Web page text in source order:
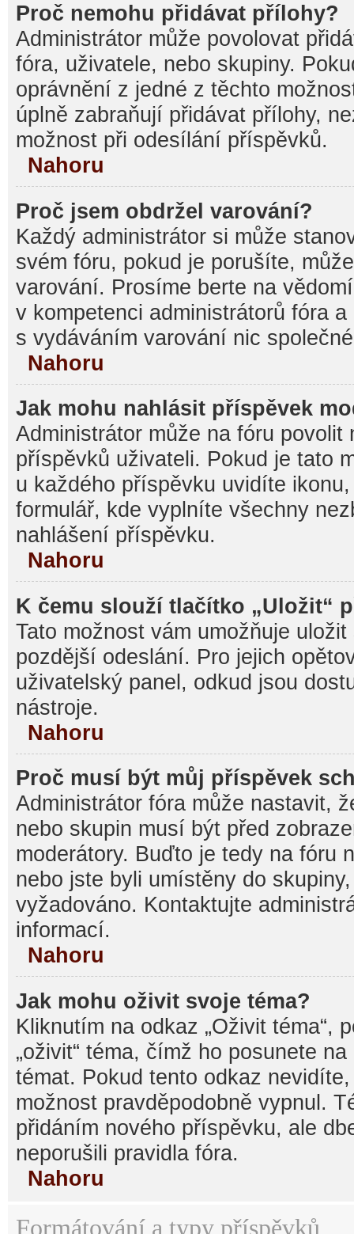
Proč nemohu přidávat přílohy?
Administrátor může povolovat
fóra, uživatele, nebo skupiny.
oprávnění z jedné z těchto
úplně zabraňují přidávat přílohy,
možnost při odesílání příspěvků.
Nahoru
Proč jsem obdržel varování?
Každý administrátor si může
svém fóru, pokud je porušíte,
varování. Prosíme berte na
v kompetenci administrátorů fóra
s vydáváním varování nic
Nahoru
Jak mohu nahlásit příspěvek
Administrátor může na fóru povolit
příspěvků uživateli. Pokud je tato
u každého příspěvku uvidíte
formulář, kde vyplníte všechny
nahlášení příspěvku.
Nahoru
K čemu slouží tlačítko „Uložit“
Tato možnost vám umožňuje
pozdější odeslání. Pro jejich
uživatelský panel, odkud jsou
nástroje.
Nahoru
Proč musí být můj příspěvek
Administrátor fóra může nastavit,
nebo skupin musí být před
moderátory. Buďto je tedy na fóru
nebo jste byli umístěny do
vyžadováno. Kontaktujte
informací.
Nahoru
Jak mohu oživit svoje téma?
Kliknutím na odkaz „Oživit téma“,
„oživit“ téma, čímž ho posunete
témat. Pokud tento odkaz
možnost pravděpodobně vypnul.
přidáním nového příspěvku, ale
neporušili pravidla fóra.
Nahoru
Formátování a typy příspěvků